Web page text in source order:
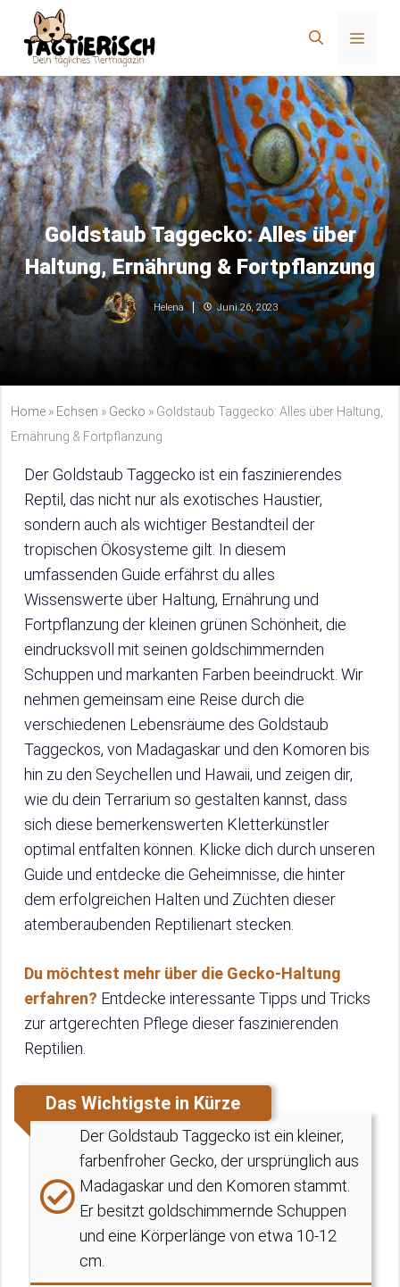
Inhalt
springen
Menü
Goldstaub Taggecko: Alles über
Haltung, Ernährung & Fortpflanzung
Helena Juni 26, 2023
Home » Echsen » Gecko » Goldstaub Taggecko: Alles über Haltung,
Ernährung & Fortpflanzung
Der Goldstaub Taggecko ist ein faszinierendes
Reptil, das nicht nur als exotisches Haustier,
sondern auch als wichtiger Bestandteil der
tropischen Ökosysteme gilt. In diesem
umfassenden Guide erfährst du alles
Wissenswerte über Haltung, Ernährung und
Fortpflanzung der kleinen grünen Schönheit, die
eindrucksvoll mit seinen goldschimmernden
Schuppen und markanten Farben beeindruckt. Wir
nehmen gemeinsam eine Reise durch die
verschiedenen Lebensräume des Goldstaub
Taggeckos, von Madagaskar und den Komoren bis
hin zu den Seychellen und Hawaii, und zeigen dir,
wie du dein Terrarium so gestalten kannst, dass
sich diese bemerkenswerten Kletterkünstler
optimal entfalten können. Klicke dich durch unseren
Guide und entdecke die Geheimnisse, die hinter
dem erfolgreichen Halten und Züchten dieser
atemberaubenden Reptilienart stecken.
Du möchtest mehr über die Gecko-Haltung
erfahren? Entdecke interessante Tipps und Tricks
zur artgerechten Pflege dieser faszinierenden
Reptilien.
Das Wichtigste in Kürze
Der Goldstaub Taggecko ist ein kleiner,
farbenfroher Gecko, der ursprünglich aus
Madagaskar und den Komoren stammt.
Er besitzt goldschimmernde Schuppen
und eine Körperlänge von etwa 10-12
cm.